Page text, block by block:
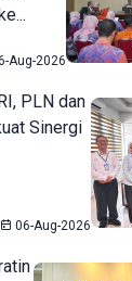
Aug-2026
PLN dan
Sinergi
06-Aug-2026